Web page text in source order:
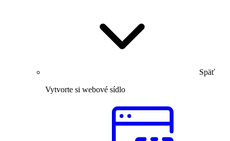
Späť
Vytvorte si webové sídlo